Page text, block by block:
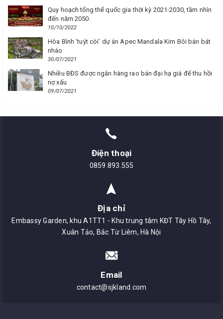
Quy hoạch tổng thể quốc gia thời kỳ 2021-2030, tầm nhìn
đến năm 2050.
10/10/2022
Hòa Bình ‘tuýt còi’ dự án Apec Mandala Kim Bôi bán bát
nháo
30/07/2021
Nhiều BĐS được ngân hàng rao bán đại hạ giá để thu hồi
nợ xấu
09/07/2021
Điện thoại
0859.893.555
Địa chỉ
Embassy Garden, khu A1TT1 - Khu trung tâm KĐT Tây Hồ Tây,
Xuân Tảo, Bắc Từ Liêm, Hà Nội
Email
contact@sjkland.com